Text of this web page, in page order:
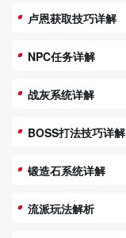
卢恩获取技巧详解
NPC任务详解
战灰系统详解
BOSS打法技巧详解
锻造石系统详解
流派玩法解析